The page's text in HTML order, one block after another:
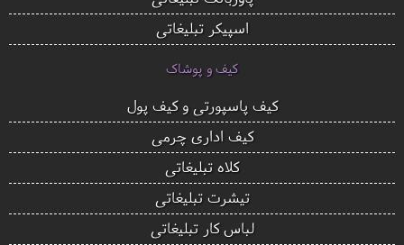
اسپیکر تبلیغاتی
کیف و پوشاک
کیف پاسپورتی و کیف پول
کیف اداری چرمی
کلاه تبلیغاتی
تیشرت تبلیغاتی
لباس کار تبلیغاتی